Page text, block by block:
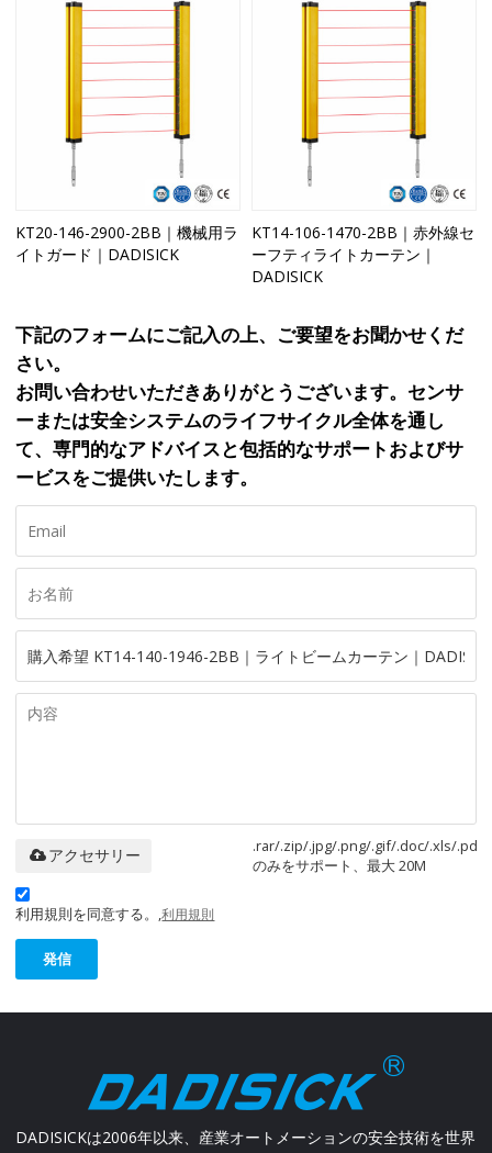
KT20-146-2900-2BB｜機械用ラ
イトガード｜DADISICK
KT14-106-1470-2BB｜赤外線セ
ーフティライトカーテン｜
DADISICK
下記のフォームにご記入の上、ご要望をお聞かせくだ
さい。
お問い合わせいただきありがとうございます。センサ
ーまたは安全システムのライフサイクル全体を通し
て、専門的なアドバイスと包括的なサポートおよびサ
ービスをご提供いたします。
.rar/.zip/.jpg/.png/.gif/.doc/.xls/.pdf
のみをサポート、最大 20M
アクセサリー
利用規則を同意する。,利用規則
発信
DADISICKは2006年以来、産業オートメーションの安全技術を世界